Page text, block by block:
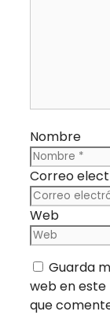
Nombre
Correo
Web
Guarda
web en
que